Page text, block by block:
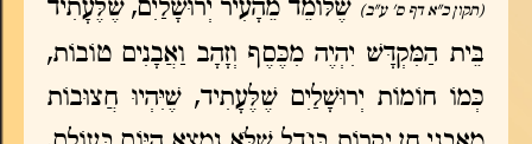
(תקון כ"א דף ס' ע"ב) שֶׁלּוֹמֵד מֵהָעִיר יְרוּשָׁלַיִם, שֶׁלֶּעָתִיד
בֵּית הַמִּקְדָּשׁ יִהְיֶה מִכֶּסֶף וְזָהָב וַאֲבָנִים טוֹבוֹת,
כְּמוֹ חוֹמוֹת יְרוּשָׁלַיִם שֶׁלֶּעָתִיד, שֶׁיִּהְיוּ חֲצוּבוֹת